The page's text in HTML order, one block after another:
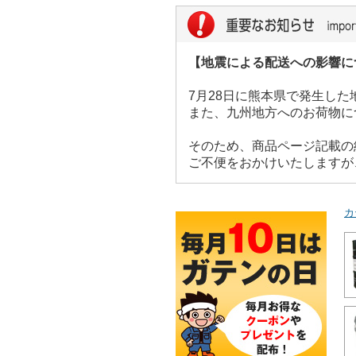
【地震による配送への影響
7月28日に熊本県で発生した
また、九州地方へのお荷物
そのため、商品ページ記載
ご不便をおかけいたします